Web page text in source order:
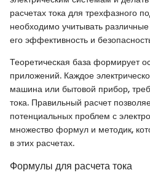
расчетах тока для трехфазного
необходимо учитывать
его эффективность и
Теоретическая база формирует
приложений. Каждое
машина или бытовой прибор,
тока. Правильный расчет
потенциальных проблем с
множество формул и методик,
в этих расчетах.
Формулы для расчета тока